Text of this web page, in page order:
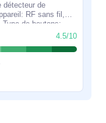
détecteur de
RF sans fil,
de boutons:
4.5/10